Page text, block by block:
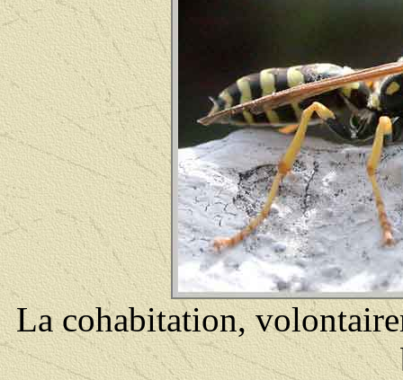
La cohabitation,